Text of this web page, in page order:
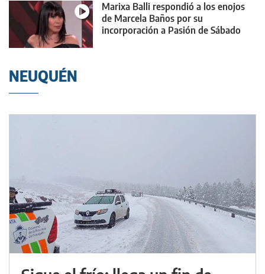
Marixa Balli respondió a los enojos
de Marcela Baños por su
incorporación a Pasión de Sábado
NEUQUÉN